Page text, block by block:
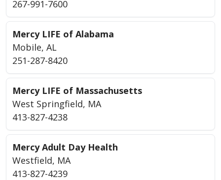
267-991-7600
Mercy LIFE of Alabama
Mobile, AL
251-287-8420
Mercy LIFE of Massachusetts
West Springfield, MA
413-827-4238
Mercy Adult Day Health
Westfield, MA
413-827-4239